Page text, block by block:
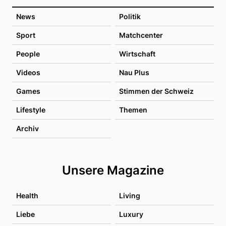
News Politik
Sport Matchcenter
People Wirtschaft
Videos Nau Plus
Games Stimmen der Schweiz
Lifestyle Themen
Archiv
Unsere Magazine
Health Living
Liebe Luxury